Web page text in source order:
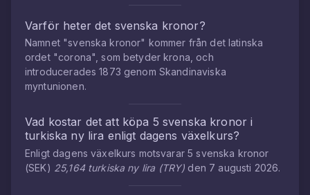
Varför heter det svenska kronor?
Namnet "svenska kronor" kommer från det latinska
ordet "corona", som betyder krona, och
introducerades 1873 genom Skandinaviska
myntunionen.
Vad kostar det att köpa 5 svenska kronor i
turkiska ny lira enligt dagens växelkurs?
Enligt dagens växelkurs motsvarar5svenska kronor
(SEK) 25,164 turkiska ny lira (TRY) den 7 augusti 2026.